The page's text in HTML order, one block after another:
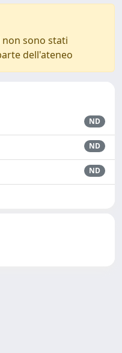
sono stati
dell'ateneo
ND
ND
ND